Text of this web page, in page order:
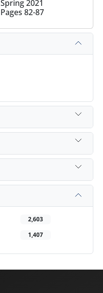
Spring 2021
Pages 82-87
2,603
1,407